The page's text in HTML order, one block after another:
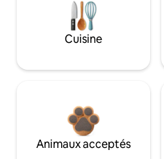
Cuisine
Animaux acceptés